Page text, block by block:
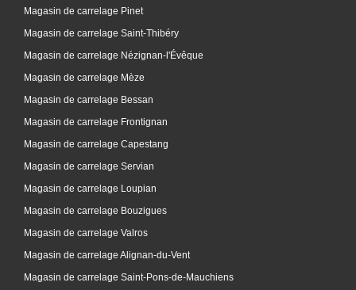
Magasin de carrelage Pinet
Magasin de carrelage Saint-Thibéry
Magasin de carrelage Nézignan-l'Évêque
Magasin de carrelage Mèze
Magasin de carrelage Bessan
Magasin de carrelage Frontignan
Magasin de carrelage Capestang
Magasin de carrelage Servian
Magasin de carrelage Loupian
Magasin de carrelage Bouzigues
Magasin de carrelage Valros
Magasin de carrelage Alignan-du-Vent
Magasin de carrelage Saint-Pons-de-Mauchiens